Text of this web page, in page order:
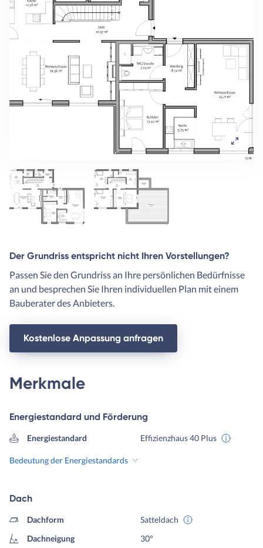
Der Grundriss entspricht nicht Ihren Vorstellungen?
Passen Sie den Grundriss an Ihre persönlichen Bedürfnisse
an und besprechen Sie Ihren individuellen Plan mit einem
Bauberater des Anbieters.
Kostenlose Anpassung anfragen
Merkmale
Energiestandard und Förderung
Energiestandard Effizienzhaus 40 Plus
Bedeutung der Energiestandards
Dach
Dachform
Satteldach
Dachneigung
30°